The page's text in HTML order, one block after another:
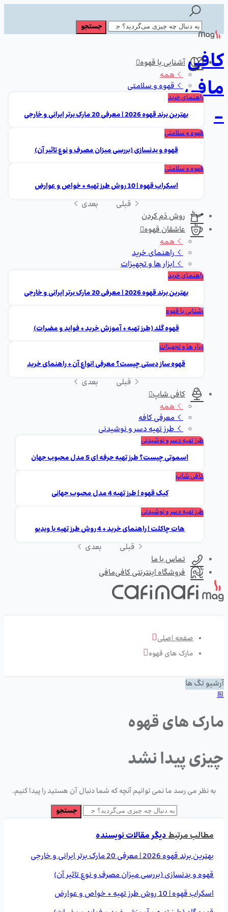
کافی
مافی
-
آشنایی با قهوه
همه
قهوه و سلامتی
راهنمای خرید
بهترین برند قهوه 2026 | معرفی 20 مارک برتر ایرانی و خارجی
قهوه و سلامتی
قهوه و بدنسازی (بررسی میزان مصرف و نوع تاثیر آن)
قهوه و سلامتی
اسکراب قهوه | 10 روش طرز تهیه + خواص و عوارض
قبلی
بعدی
روش دَم کردن
عاشقان قهوه
همه
راهنمای خرید
ابزار ها و تجهیزات
راهنمای خرید
بهترین برند قهوه 2026 | معرفی 20 مارک برتر ایرانی و خارجی
آشنایی با قهوه
قهوه گلد (طرز تهیه + آموزش خرید + فواید و مضرات)
ابزار ها و تجهیزات
قهوه ساز دستی چیست؟ معرفی انواع آن + راهنمای خرید
قبلی
بعدی
کافی شاپ
همه
معرفی کافه
طرز تهیه دسر و نوشیدنی
طرز تهیه دسر و نوشیدنی
اسموتی چیست؟ طرز تهیه حرفه ای 5 مدل محبوب جهان
کافی شاپ
کیک قهوه | طرز تهیه 4 مدل محبوب جهانی
طرز تهیه دسر و نوشیدنی
هات چاکلت | راهنمای خرید + 4 روش طرز تهیه با ویدیو
قبلی
بعدی
تماس با ما
فروشگاه اینترنتی کافی‌مافی
صفحه اصلی
مارک های قهوه
آرشیو تگ ها
مارک های قهوه
چیزی پیدا نشد
به نظر می رسد ما نمی توانیم آنچه که شما دنبال آن هستید را پیدا کنیم.
مطالب مرتبطدیگر مقالات نویسنده
بهترین برند قهوه 2026 | معرفی 20 مارک برتر ایرانی و خارجی
قهوه و بدنسازی (بررسی میزان مصرف و نوع تاثیر آن)
اسکراب قهوه | 10 روش طرز تهیه + خواص و عوارض